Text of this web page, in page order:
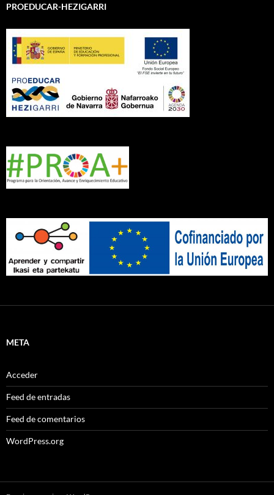
PROEDUCAR-HEZIGARRI
META
Acceder
Feed de entradas
Feed de comentarios
WordPress.org